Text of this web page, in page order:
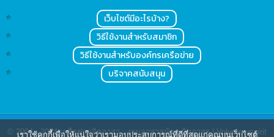
เว็บไซต์มีอะไรบ้าง?
วิธีใช้งานสำหรับสมาชิก
วิธีใช้งานสำหรับองค์กรเครือข่าย
บริจาคสนับสนุน
© 2004 - 2024เครือข่ายจิตอาสา : งานอาสาสมัคร จิตอาสา | Volunteerspirit
เราใช้คุกกี้เพื่อให้แน่ใจว่าเรามอบประสบการณ์ที่ดีที่สุดแก่คุณบนเว็บไซต์